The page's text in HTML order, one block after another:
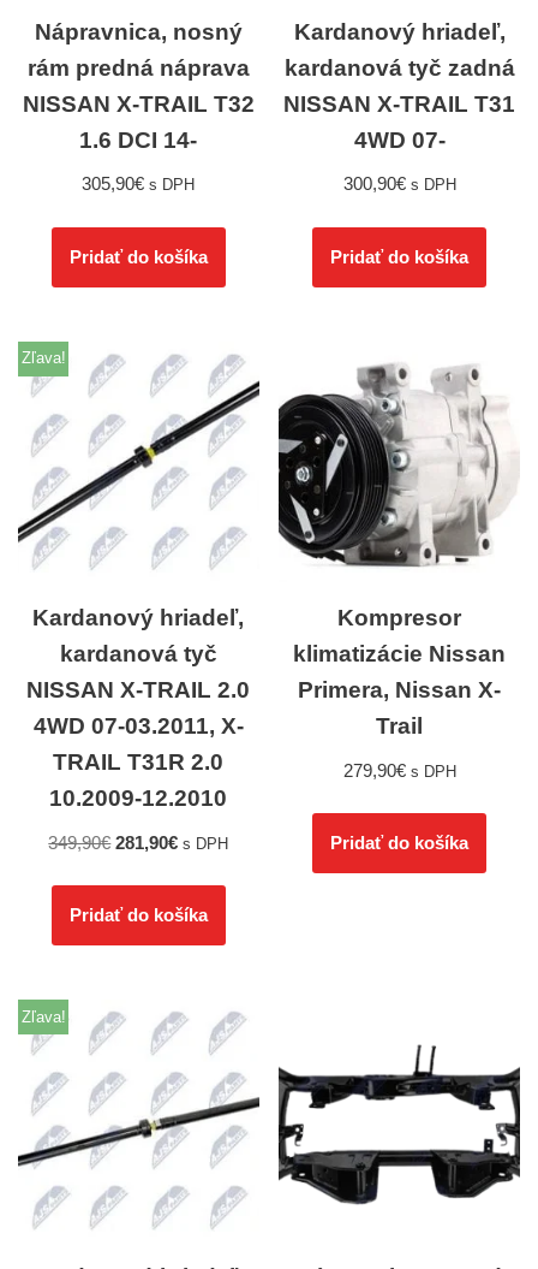
Nápravnica, nosný
rám predná náprava
NISSAN X-TRAIL T32
1.6 DCI 14-
305,90€ s DPH
Pridať do košíka
Kardanový hriadeľ,
kardanová tyč zadná
NISSAN X-TRAIL T31
4WD 07-
300,90€ s DPH
Pridať do košíka
Zľava!
Kardanový hriadeľ,
kardanová tyč
NISSAN X-TRAIL 2.0
4WD 07-03.2011, X-
TRAIL T31R 2.0
10.2009-12.2010
349,90€ 281,90€ s DPH
Pridať do košíka
Kompresor
klimatizácie Nissan
Primera, Nissan X-
Trail
279,90€ s DPH
Pridať do košíka
Zľava!